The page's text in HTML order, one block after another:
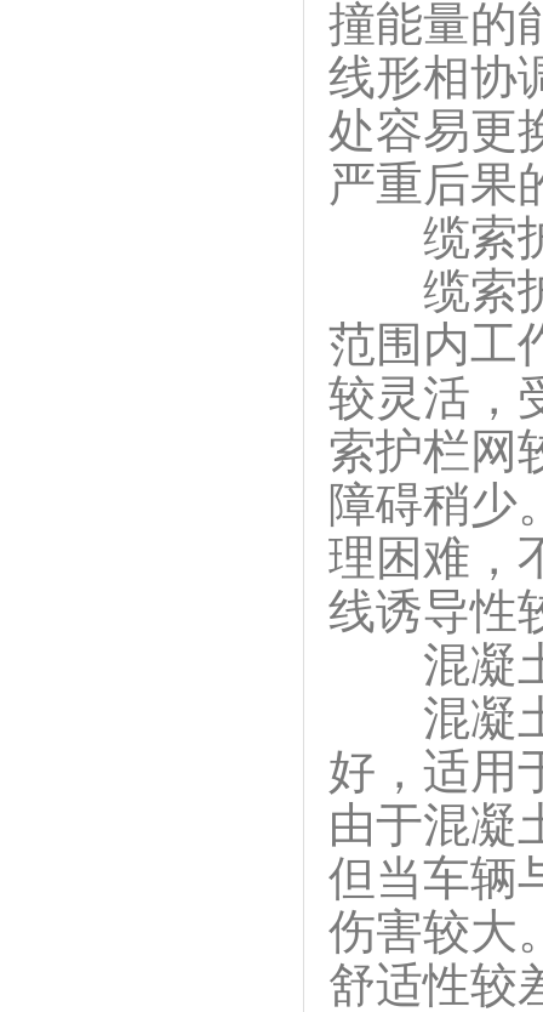
撞能量的
线形相协
处容易更
严重后果
缆索护
缆索护
范围内工
较灵活，
索护栏网
障碍稍少
理困难，
线诱导性
混凝土
混凝土
好，适用
由于混凝
但当车辆
伤害较大
舒适性较